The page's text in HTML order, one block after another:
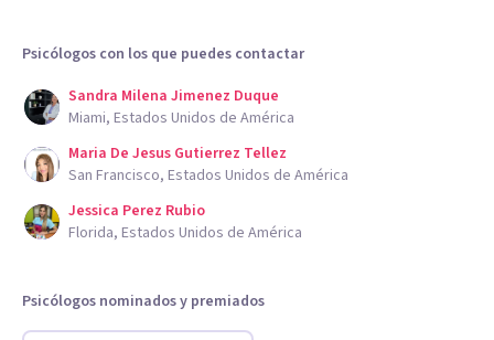
Psicólogos con los que puedes contactar
Sandra Milena Jimenez Duque
Miami, Estados Unidos de América
Maria De Jesus Gutierrez Tellez
San Francisco, Estados Unidos de América
Jessica Perez Rubio
Florida, Estados Unidos de América
Psicólogos nominados y premiados